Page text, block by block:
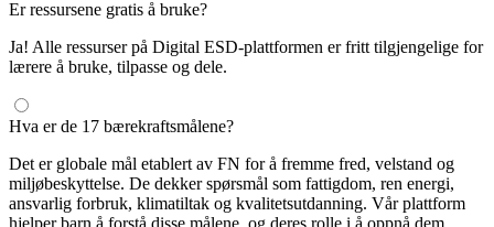
Er ressursene gratis å bruke?
Ja! Alle ressurser på Digital ESD-plattformen er fritt tilgjengelige for
lærere å bruke, tilpasse og dele.
Hva er de 17 bærekraftsmålene?
Det er globale mål etablert av FN for å fremme fred, velstand og
miljøbeskyttelse. De dekker spørsmål som fattigdom, ren energi,
ansvarlig forbruk, klimatiltak og kvalitetsutdanning. Vår plattform
hjelper barn å forstå disse målene, og deres rolle i å oppnå dem.